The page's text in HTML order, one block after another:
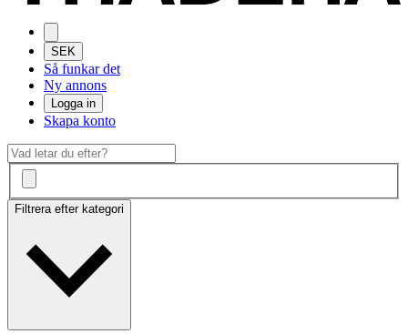
SEK
Så funkar det
Ny annons
Logga in
Skapa konto
Filtrera efter kategori